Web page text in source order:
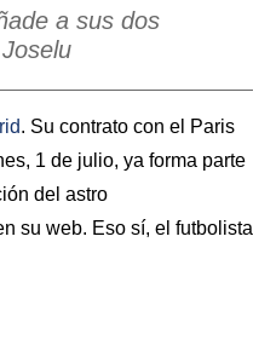
a sus dos
. Su contrato con el Paris
1 de julio, ya forma parte
del astro
su web. Eso sí, el futbolista